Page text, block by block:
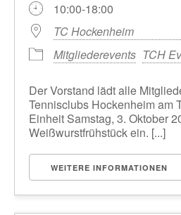
10:00-18:00
TC Hockenheim
Mitgliederevents TCH
Der Vorstand lädt alle
Tennisclubs Hockenheim am
Einheit Samstag, 3. Oktober
Weißwurstfrühstück ein. [...]
WEITERE INFORMATIONEN